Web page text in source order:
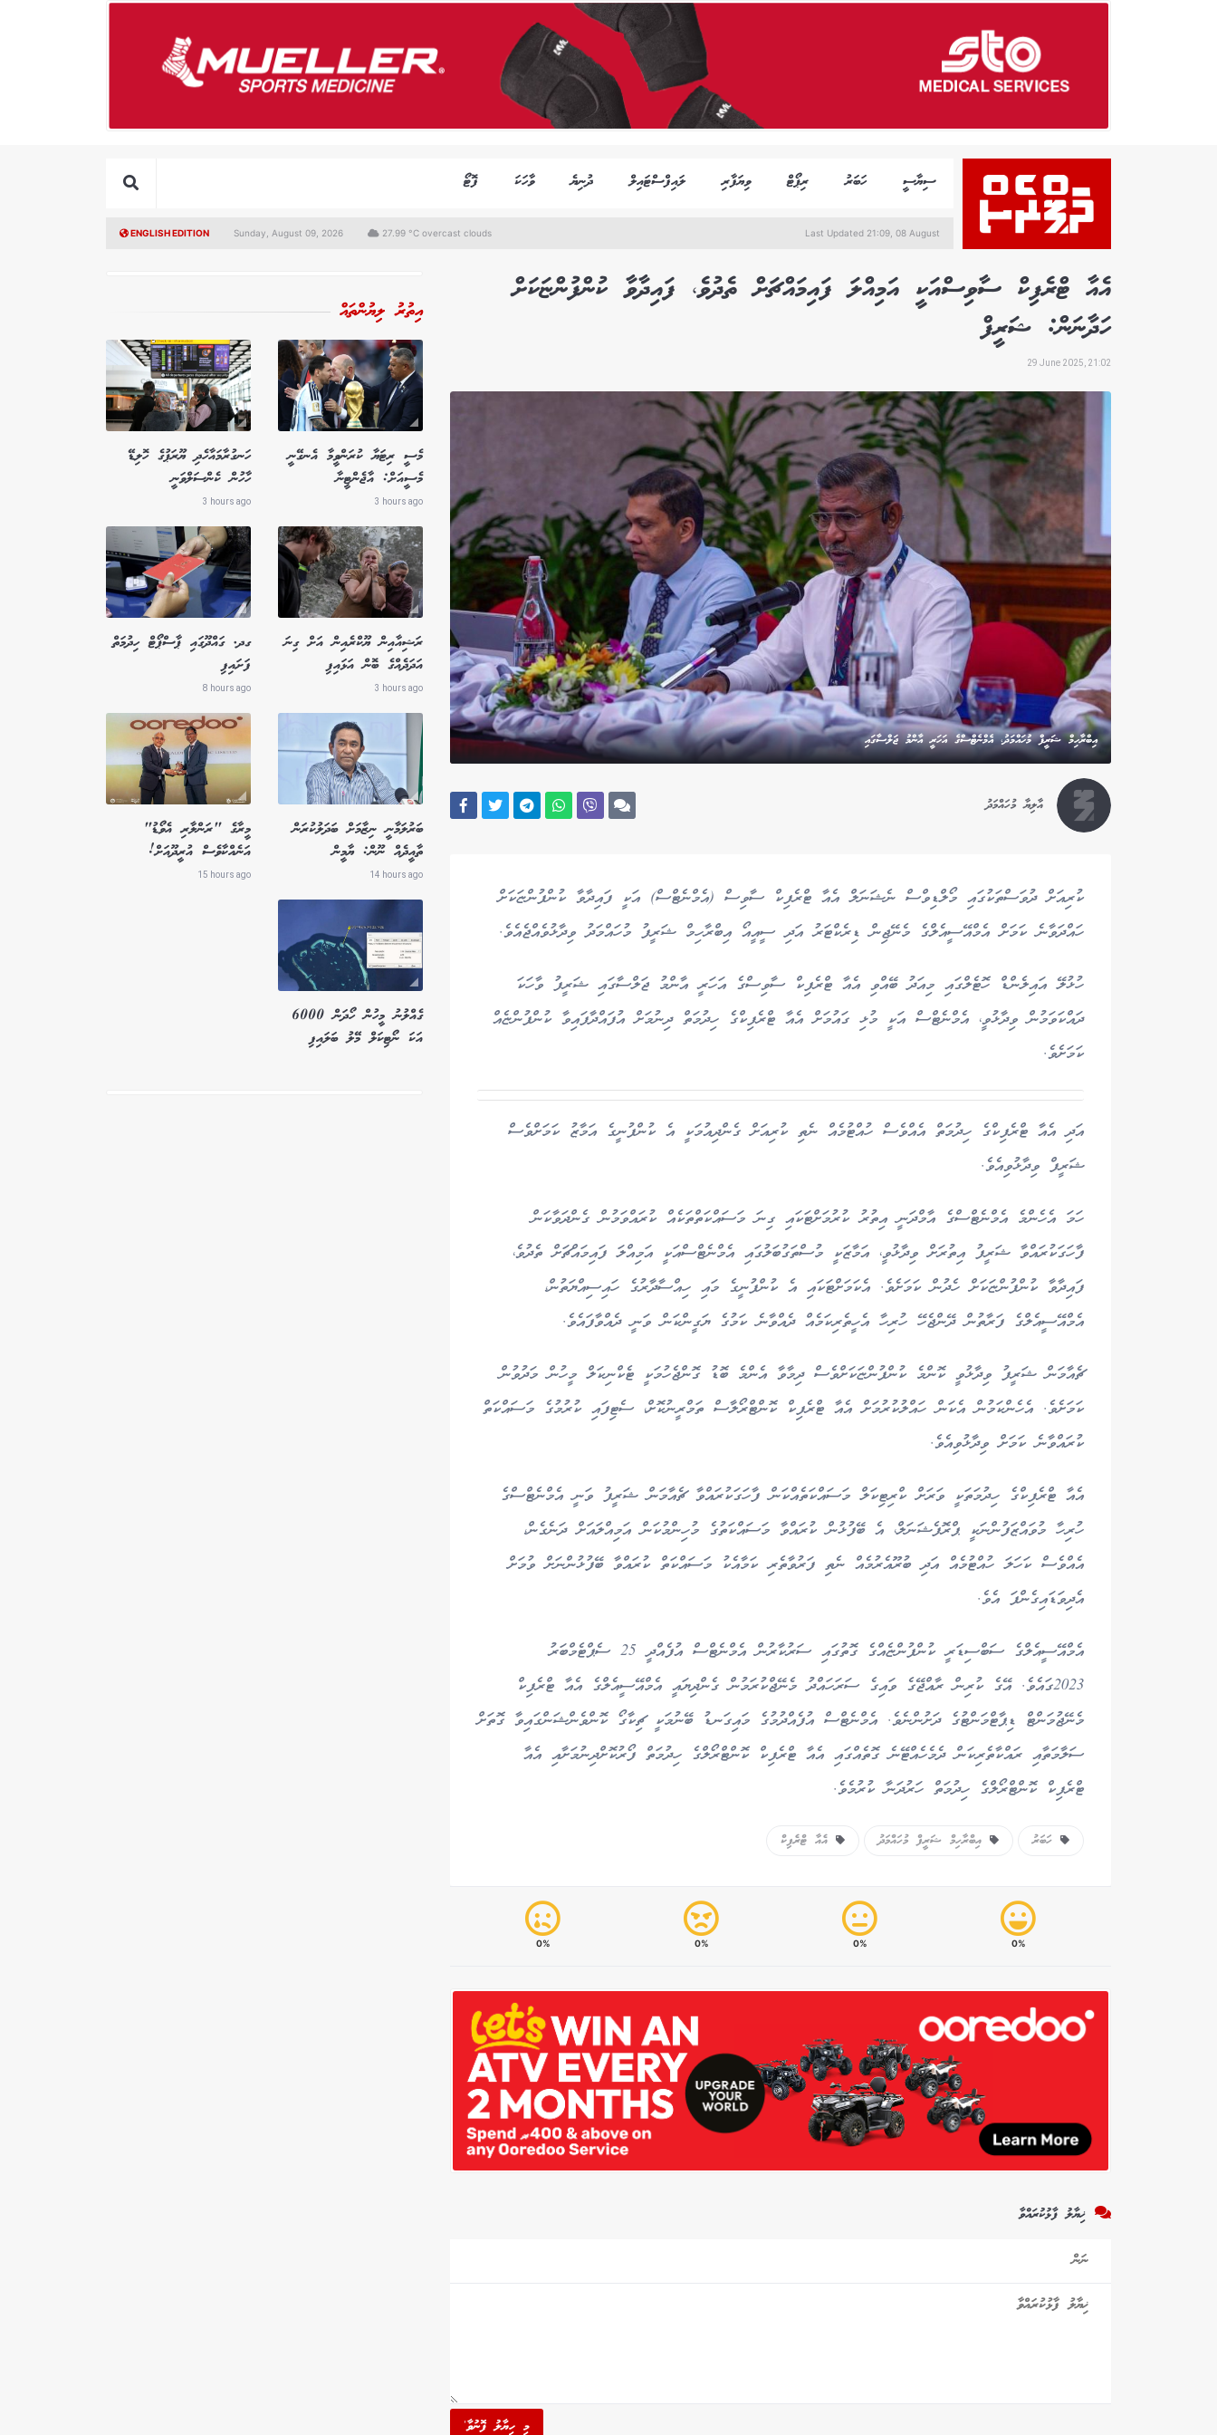
ސިޔާސީ ހަބަރު ރިޕޯޓް ވިޔަފާރި ލައިފްސްޓައިލް ދުނިޔެ ވާހަކަ ފޮޓޯ
ENGLISH EDITION Sunday, August 09, 2026 27.99 °C overcast clouds Last Updated 21:09, 08 August
އެއާ ޓްރެފިކް ސާވިސްއަކީ އަމިއްލަ ފައިމައްޗަށް ތެދުވެ، ފައިދާވާ ކުންފުންޏަކަށް
ހަދާނަން: ޝަރީފް
29 June 2025, 21:02
އިބްރާހިމް ޝަރީފް މުހައްމަދު، އެމްނެޓްސްގެ އަހަރީ އާންމު ޖަލްސާގައި
އާލިޔާ މުހައްމަދު
ކުރިއަށް ދުވަސްތަކުގައި މޯލްޑިވްސް ނެޝަނަލް އެއާ ޓްރެފިކް ސާވިސް (އެމްނެޓްސް) އަކީ ފައިދާވާ ކުންފުންޏަކަށް
ހައްދަވާނެ ކަމަށް އެމްއޭސީއެލްގެ މެނޭޖިން ޑިރެކްޓަރު އަދި ސީއީއޯ އިބްރާހިމް ޝަރީފު މުހައްމަދު ވިދާޅުވެއްޖެއެވެ.
ހުޅުލޭ އައިލެންޑް ހޮޓެލްގައި މިއަދު ބޭއްވި އެއާ ޓްރެފިކް ސާވިސްގެ އަހަރީ އާންމު ޖަލްސާގައި ޝަރީފު ވާހަކަ
ދައްކަވަމުން ވިދާޅުވީ، އެމްނެޓްސް އަކީ މުޅި ގައުމަށް އެއާ ޓްރެފިކްގެ ހިދުމަތް ދިނުމަށް އުފައްދާފައިވާ ކުންފުންޏެއް
ކަމަށެވެ.
އަދި އެއާ ޓްރެފިކްގެ ހިދުމަތް އެއްވެސް ހުއްޓުމެއް ނެތި ކުރިއަށް ގެންދިއުމަކީ އެ ކުންފުނީގެ އަމާޒު ކަމަށްވެސް
ޝަރީފް ވިދާޅުވިއެވެ.
ހަމަ އެހެންމެ އެމްނެޓްސްގެ އާމްދަނީ އިތުރު ކުރުމަށްޓަކައި ގިނަ މަސައްކަތްތަކެއް ކުރައްވަމުން ގެންދަވާކަން
ފާހަގަކުރައްވާ ޝަރީފު އިތުރަށް ވިދާޅުވީ، އަމާޒަކީ މުސްތަގުބަލުގައި އެމްނެޓްސްއަކީ އަމިއްލަ ފައިމައްޗަށް ތެދުވެ،
ފައިދާވާ ކުންފުންޏަކަށް ހެދުން ކަމަށެވެ. އެކަމަށްޓަކައި އެ ކުންފުނީގެ މައި ހިއްސާދާރުގެ ހައިސިއްޔަތުން،
އެމްއޭސީއެލްގެ ފަރާތުން ދޭންޖެހޭ ހުރިހާ އެހީތެރިކަމެއް ދެއްވާނެ ކަމުގެ ޔަގީންކަން ވަނީ ދެއްވާފައެވެ.
ޗެއާމަން ޝަރީފު ވިދާޅުވީ ކޮންމެ ކުންފުންޏަކަށްވެސް ދިމާވާ އެންމެ ބޮޑު ގޮންޖެހުމަކީ ޓެކްނިކަލް މީހުން މަދުވުން
ކަމަށެވެ. އެހެންކަމުން އެކަން ހައްލުކުރުމަށް އެއާ ޓްރެފިކް ކޮންޓްރޯލާސް ތަމްރީނުކޮށް، ސެޓިފައި ކުރުމުގެ މަސައްކަތް
ކުރައްވާނެ ކަމަށް ވިދާޅުވިއެވެ.
އެއާ ޓްރެފިކްގެ ހިދުމަތަކީ ވަރަށް ކްރިޓިކަލް މަސައްކަތެއްކަން ފާހަގަކުރައްވާ ޗެއާމަން ޝަރީފު ވަނީ އެމްނެޓްސްގެ
ހުރިހާ މުވައްޒަފުންނަކީ ޕްރޮފެޝަނަލް، އެ ބޭފުޅުން ކުރައްވާ މަސައްކަތުގެ މުހިންމުކަން އަމިއްލައަށް ދަނެގެން،
އެއްވެސް ކަހަލަ ހުއްޓުމެއް އަދި ބުރޫއެރުމެއް ނެތި ފަރުވާތެރި ކަމާއެކު މަސައްކަތް ކުރައްވާ ބޭފުޅުންނަށް ވުމަށް
އެދިވަޑައިގެންފަ އެވެ.
އެމްއޭސީއެލްގެ ސަބްސިޑަރީ ކުންފުންޏެއްގެ ގޮތުގައި ސަރުކާރުން އެމްނެޓްސް އުފެއްދީ 25 ސެޕްޓެމްބަރު
2023ގައެވެ. އޭގެ ކުރިން ރާއްޖޭގެ ވައިގެ ސަރަހައްދު މެނޭޖްކުރަމުން ގެންދިޔައީ އެމްއޭސީއެލްގެ އެއާ ޓްރެފިކް
މެނޭޖުމަންޓް ޑިޕާޓްމަންޓުގެ ދަށުންނެވެ. އެމްނެޓްސް އުފެއްދުމުގެ މައިގަނޑު ބޭނުމަކީ ޗިކާގޯ ކޮންވެންޝަންގައިވާ ގޮތަށް
ސަލާމަތާއި ރައްކާތެރިކަން ދެމެހެއްޓޭނެ ގޮތެއްގައި އެއާ ޓްރެފިކް ކޮންޓްރޯލްގެ ހިދުމަތް ފޯރުކޮށްދިނުމަށާއި އެއާ
ޓްރެފިކް ކޮންޓްރޯލްގެ ހިދުމަތް ހަރުދަނާ ކުރުމެވެ.
ހަބަރު އިބްރާހިމް ޝަރީފް މުހައްމަދު އެއާ ޓްރެފިކް
0%
0%
0%
0%
ޚިޔާލު ފާޅުކުރައްވާ
މި ހިޔާލު ފޮނުވާ'
އިތުރު ލިޔުންތައް
މެސީ ރިޓަޔާ ކުރަންވީމާ އެނގޭނީ
މެސީއަށް: އާޖެންޓީނާ
3 hours ago
ހަނގުރާމައާހެދި ޔޫރަޕުގެ ހޮލިޑޭ
ހާހުން ކެންސަލްވަނީ
3 hours ago
ރަޝިއާއިން ޔޫކްރެއިން އަށް ގިނަ
އަދަދެއްގެ ބޮން އަޅައިފި
3 hours ago
ގދ. ގައްދޫގައި ޕާސްޕޯޓް ހިދުމަތް
ފަށައިފި
8 hours ago
ބަރުލަމާނީ ނިޒާމަށް ބަދަލުކުރަން
ތާއީދެއް ނޫން: ޔާމީން
14 hours ago
މީރާގެ "ރަންލާރި އެވޯޑު"
އަނެއްކާވެސް އުރީދޫއަށް!
15 hours ago
ގެއްލުނު މީހުން ހޯދަން 6000
އަކަ ނޯޓިކަލް މޭލު ބަލައިފި